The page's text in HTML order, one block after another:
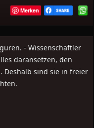
Merken
- Wissenschaftler
daransetzen, den
Deshalb sind sie in freier